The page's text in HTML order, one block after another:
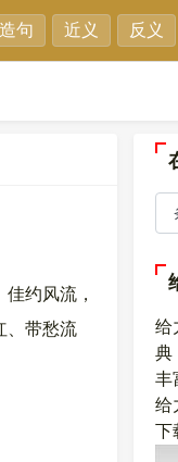
造句 近义 反义
约风流，
、带愁流
给
典
丰
给
下